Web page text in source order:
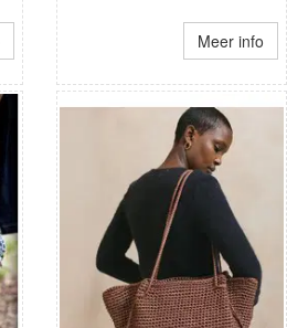
Meer info